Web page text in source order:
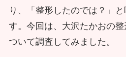
り、「整形したのでは？」
す。今回は、大沢たかおの
ついて調査してみました。